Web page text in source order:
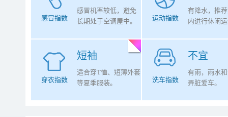
感冒指数
感冒机率较低，避免
长期处于空调屋中。
运动指数
有降水，推
内进行休闲
短袖
穿衣指数
适合穿T恤、短薄外套
等夏季服装。
不宜
洗车指数
有雨，雨水
弄脏爱车。